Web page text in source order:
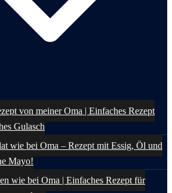
von meiner Oma | Einfaches Rezept
Gulasch
wie bei Oma – Rezept mit Essig, Öl und
Mayo!
wie bei Oma | Einfaches Rezept für